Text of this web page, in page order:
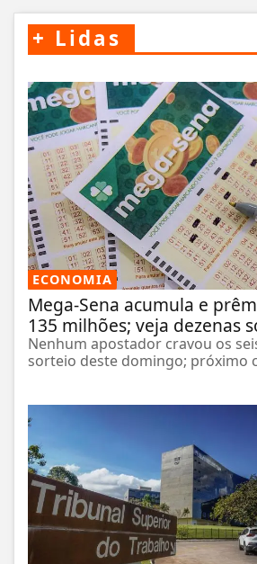
+ Lidas
ECONOMIA
Mega-Sena acumula e
135 milhões; veja dezenas
Nenhum apostador cravou os
sorteio deste domingo; próximo